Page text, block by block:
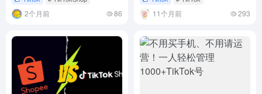
2个月前 86
择YouTube Shorts
11个月前 293